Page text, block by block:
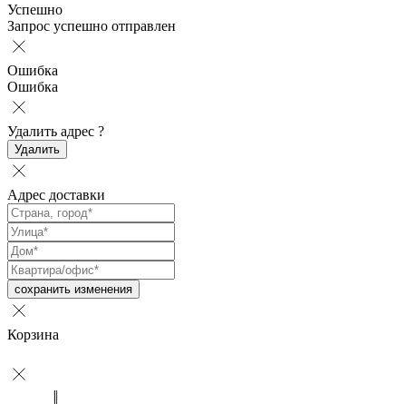
Успешно
Запрос успешно отправлен
Ошибка
Ошибка
Удалить адрес ?
Удалить
Адрес доставки
сохранить изменения
Корзина